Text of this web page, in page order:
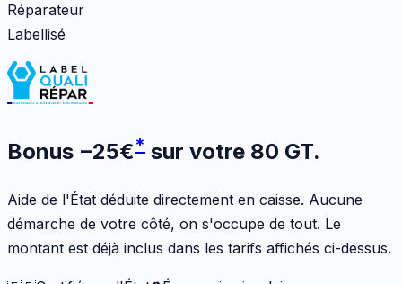
Réparateur
Labellisé
Bonus −25€* sur votre 80 GT.
Aide de l'État déduite directement en caisse. Aucune
démarche de votre côté, on s'occupe de tout. Le
montant est déjà inclus dans les tarifs affichés ci-dessus.